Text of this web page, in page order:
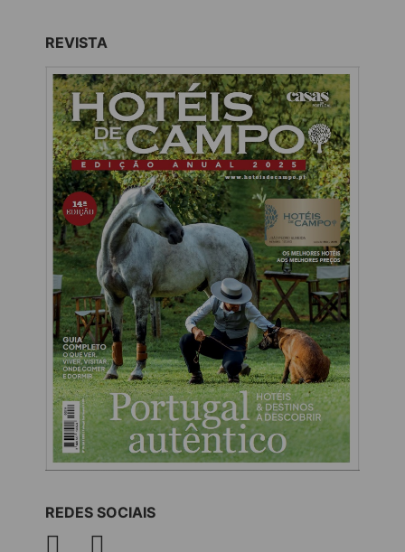
REVISTA
REDES SOCIAIS